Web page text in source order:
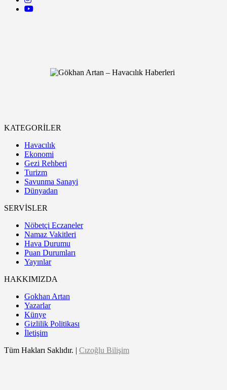
KATEGORİLER
Havacılık
Ekonomi
Gezi Rehberi
Turizm
Savunma Sanayi
Dünyadan
SERVİSLER
Nöbetçi Eczaneler
Namaz Vakitleri
Hava Durumu
Puan Durumları
Yayınlar
HAKKIMIZDA
Gokhan Artan
Yazarlar
Künye
Gizlilik Politikası
İletişim
Tüm Hakları Saklıdır. | Cızoğlu Bilişim